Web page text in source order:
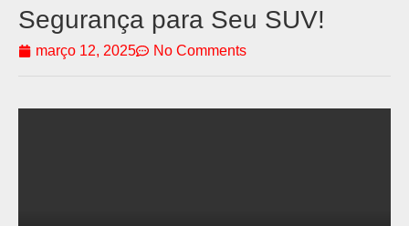
Segurança para Seu SUV!
março 12, 2025 No Comments